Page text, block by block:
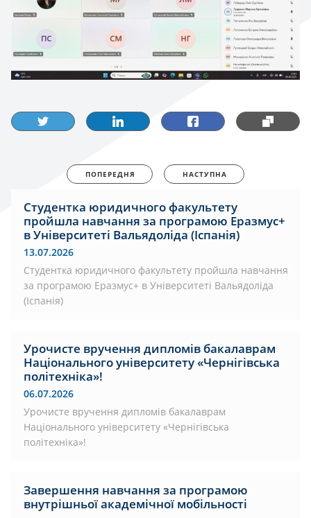
ПОПЕРЕДНЯ НАСТУПНА
Студентка юридичного факультету
пройшла навчання за програмою Еразмус+
в Університеті Вальядоліда (Іспанія)
13.07.2026
Студентка юридичного факультету пройшла навчання
за програмою Еразмус+ в Університеті Вальядоліда
(Іспанія)
Урочисте вручення дипломів бакалаврам
Національного університету «Чернігівська
політехніка»!
06.07.2026
Урочисте вручення дипломів бакалаврам
Національного університету «Чернігівська
політехніка»!
Завершення навчання за програмою
внутрішньої академічної мобільності